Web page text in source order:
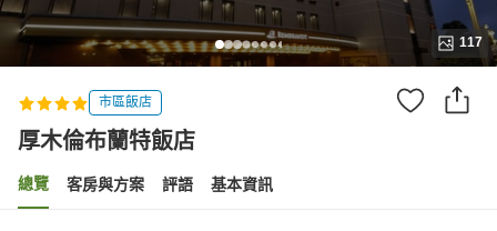
117
市區飯店
厚木倫布蘭特飯店
總覽 客房與方案 評語 基本資訊